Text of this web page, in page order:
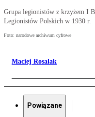
Grupa legionistów z krzyżem I
Legionistów Polskich w 1930 r.
Foto: narodowe archiwum cyfrowe
Maciej Rosalak
Powiązane